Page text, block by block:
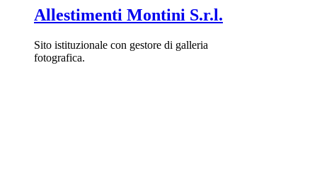
Allestimenti Montini S.r.l.
Sito istituzionale con gestore di galleria
fotografica.